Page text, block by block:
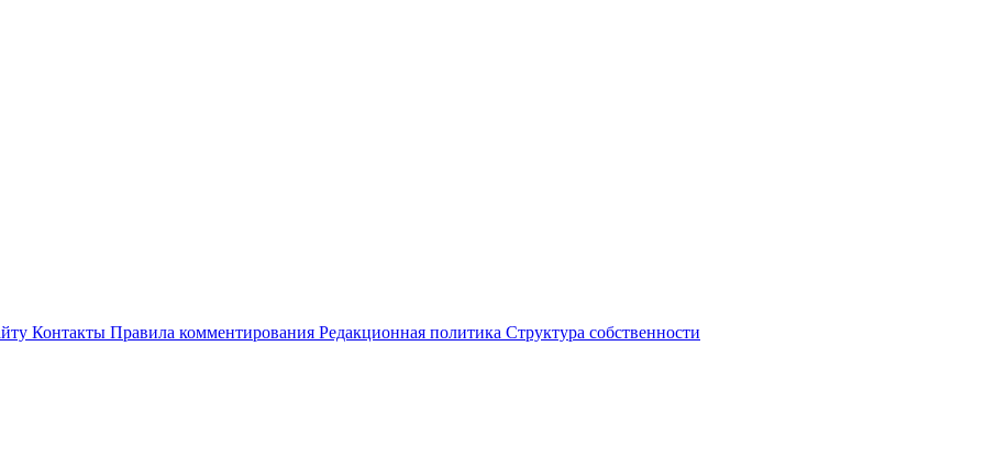
Контакты Правила комментирования Редакционная политика Структура собственности